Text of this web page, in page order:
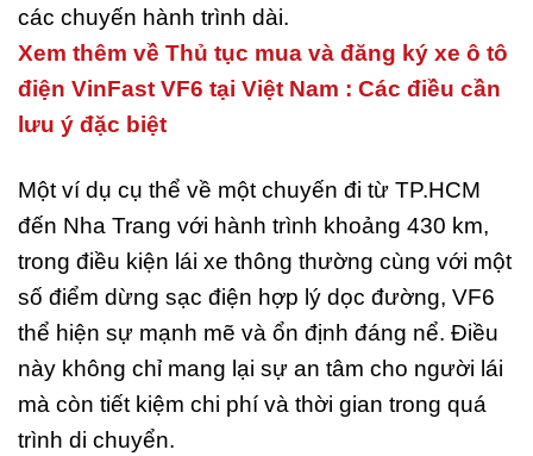
các chuyến hành trình dài.
Xem thêm về Thủ tục mua và đăng ký xe ô tô
điện VinFast VF6 tại Việt Nam : Các điều cần
lưu ý đặc biệt
Một ví dụ cụ thể về một chuyến đi từ TP.HCM
đến Nha Trang với hành trình khoảng 430 km,
trong điều kiện lái xe thông thường cùng với một
số điểm dừng sạc điện hợp lý dọc đường, VF6
thể hiện sự mạnh mẽ và ổn định đáng nể. Điều
này không chỉ mang lại sự an tâm cho người lái
mà còn tiết kiệm chi phí và thời gian trong quá
trình di chuyển.